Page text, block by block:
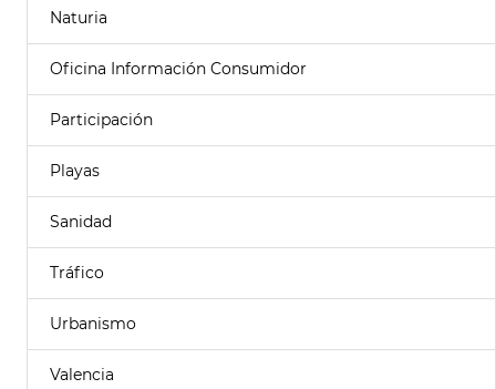
Naturia
Oficina Información Consumidor
Participación
Playas
Sanidad
Tráfico
Urbanismo
Valencia